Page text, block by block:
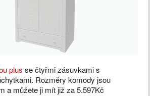
plus se čtyřmi zásuvkami s
Rozměry komody jsou
a můžete ji mít již za 5.597Kč